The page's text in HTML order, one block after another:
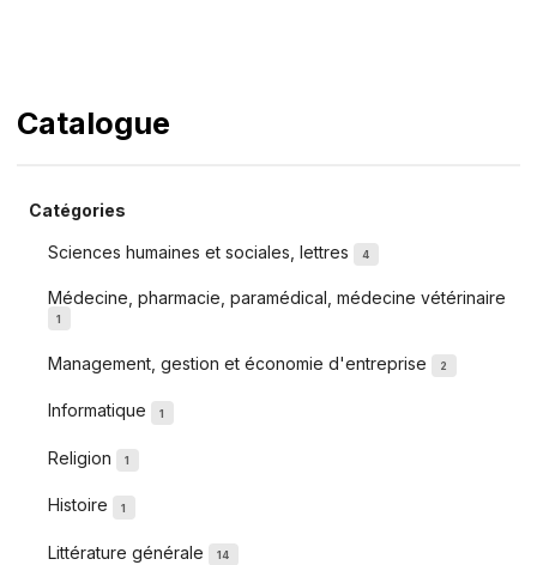
Catalogue
Catégories
Sciences humaines et sociales, lettres 4
Médecine, pharmacie, paramédical, médecine vétérinaire
1
Management, gestion et économie d'entreprise 2
Informatique 1
Religion 1
Histoire 1
Littérature générale 14